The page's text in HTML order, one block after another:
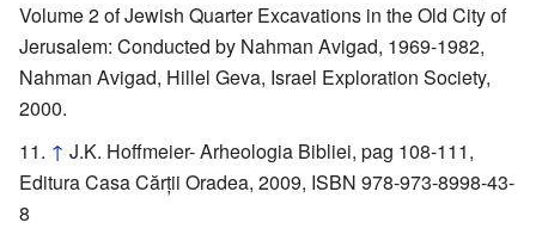
Volume 2 of Jewish Quarter Excavations in the Old City of
Jerusalem: Conducted by Nahman Avigad, 1969-1982,
Nahman Avigad, Hillel Geva, Israel Exploration Society,
2000.
↑ J.K. Hoffmeier- Arheologia Bibliei, pag 108-111,
Editura Casa Cărţii Oradea, 2009, ISBN 978-973-8998-43-
8